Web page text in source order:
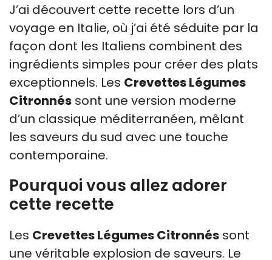
J’ai découvert cette recette lors d’un
voyage en Italie, où j’ai été séduite par la
façon dont les Italiens combinent des
ingrédients simples pour créer des plats
exceptionnels. Les Crevettes Légumes
Citronnés sont une version moderne
d’un classique méditerranéen, mêlant
les saveurs du sud avec une touche
contemporaine.
Pourquoi vous allez adorer
cette recette
Les Crevettes Légumes Citronnés sont
une véritable explosion de saveurs. Le